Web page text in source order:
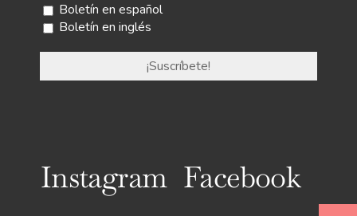
Boletín en español
Boletín en inglés
Instagram Facebook